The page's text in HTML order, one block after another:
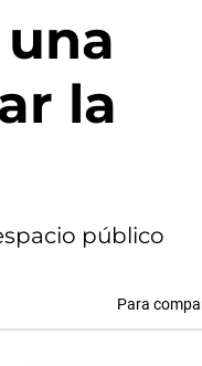
la
público
Para